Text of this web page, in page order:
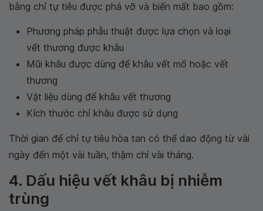
bằng chỉ tự tiêu được phá vỡ và biến mất bao gồm:
Phương pháp phẫu thuật được lựa chọn và loại
vết thương được khâu
Mũi khâu được dùng để khâu vết mổ hoặc vết
thương
Vật liệu dùng để khâu vết thương
Kích thước chỉ khâu được sử dụng
Thời gian để chỉ tự tiêu hòa tan có thể dao động từ vài
ngày đến một vài tuần, thậm chí vài tháng.
4. Dấu hiệu vết khâu bị nhiễm
trùng